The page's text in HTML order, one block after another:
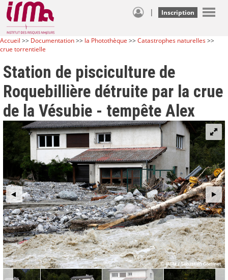
| Inscription
Accueil >> Documentation>> la Photothèque >>Catastrophes naturelles>>
crue torrentielle
Station de pisciculture de
Roquebillière détruite par la crue
de la Vésubie - tempête Alex